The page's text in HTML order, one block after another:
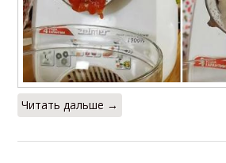
Читать дальше →